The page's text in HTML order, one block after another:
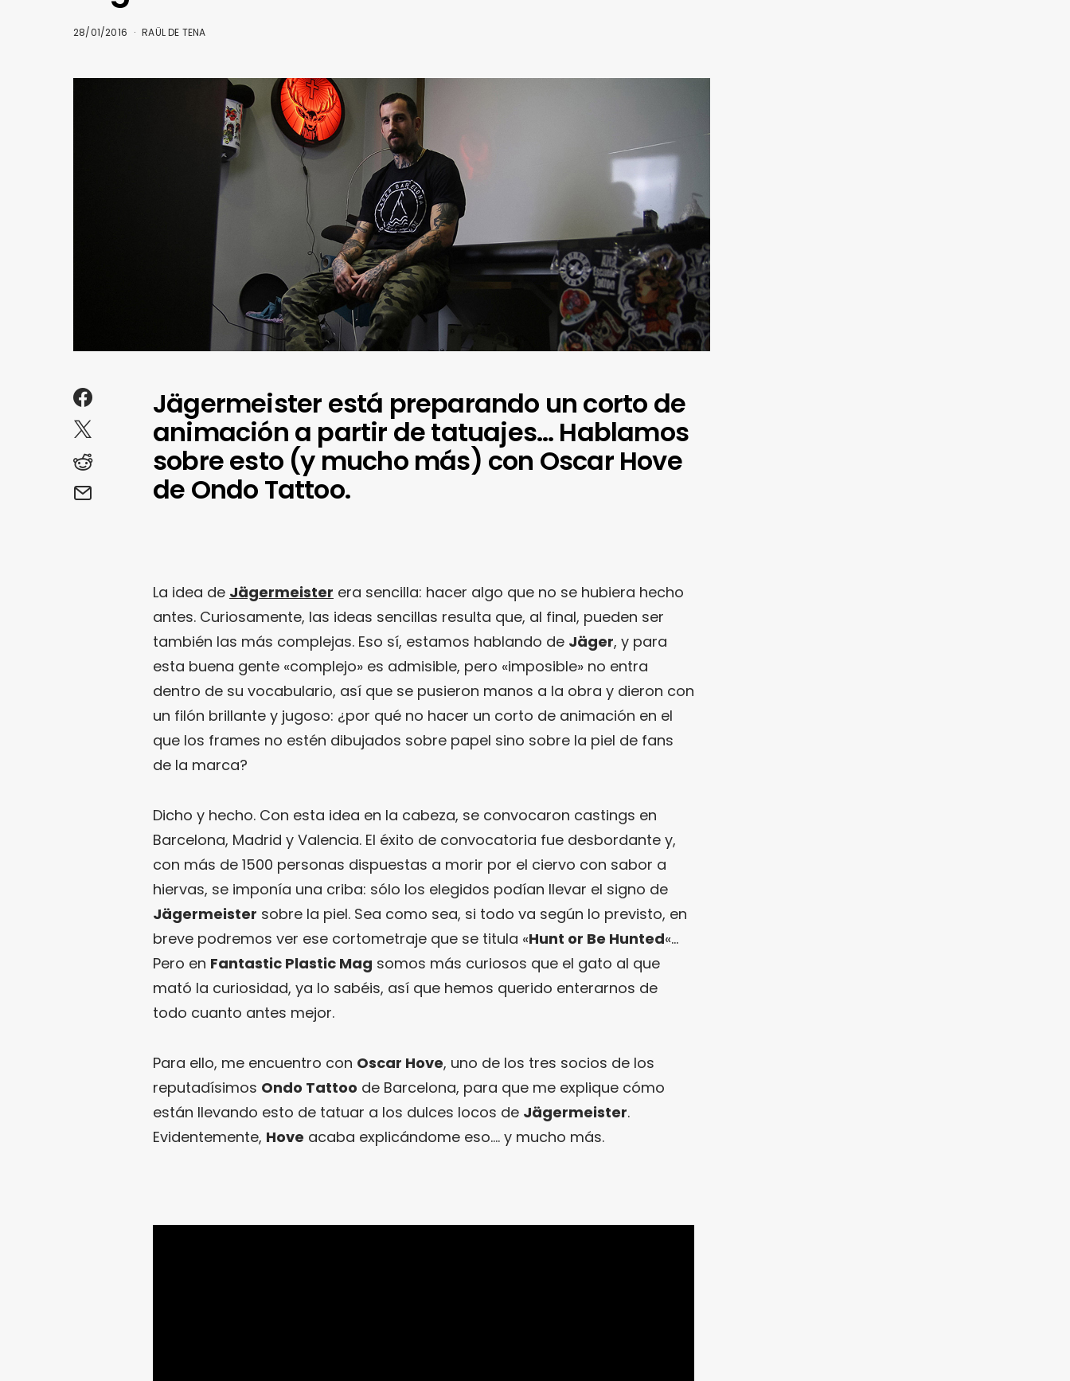
28/01/2016 RAÜL DE TENA
Jägermeister está preparando un corto de
animación a partir de tatuajes… Hablamos
sobre esto (y mucho más) con Oscar Hove
de Ondo Tattoo.
La idea de Jägermeister era sencilla: hacer algo que no se hubiera hecho
antes. Curiosamente, las ideas sencillas resulta que, al final, pueden ser
también las más complejas. Eso sí, estamos hablando de Jäger, y para
esta buena gente «complejo» es admisible, pero «imposible» no entra
dentro de su vocabulario, así que se pusieron manos a la obra y dieron con
un filón brillante y jugoso: ¿por qué no hacer un corto de animación en el
que los frames no estén dibujados sobre papel sino sobre la piel de fans
de la marca?
Dicho y hecho. Con esta idea en la cabeza, se convocaron castings en
Barcelona, Madrid y Valencia. El éxito de convocatoria fue desbordante y,
con más de 1500 personas dispuestas a morir por el ciervo con sabor a
hiervas, se imponía una criba: sólo los elegidos podían llevar el signo de
Jägermeister sobre la piel. Sea como sea, si todo va según lo previsto, en
breve podremos ver ese cortometraje que se titula «Hunt or Be Hunted«…
Pero en Fantastic Plastic Mag somos más curiosos que el gato al que
mató la curiosidad, ya lo sabéis, así que hemos querido enterarnos de
todo cuanto antes mejor.
Para ello, me encuentro con Oscar Hove, uno de los tres socios de los
reputadísimos Ondo Tattoo de Barcelona, para que me explique cómo
están llevando esto de tatuar a los dulces locos de Jägermeister.
Evidentemente, Hove acaba explicándome eso…. y mucho más.